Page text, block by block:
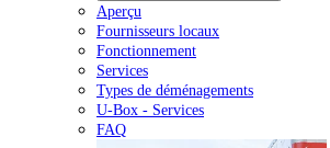
Aperçu
Fournisseurs locaux
Fonctionnement
Services
Types de déménagements
U-Box - Services
FAQ